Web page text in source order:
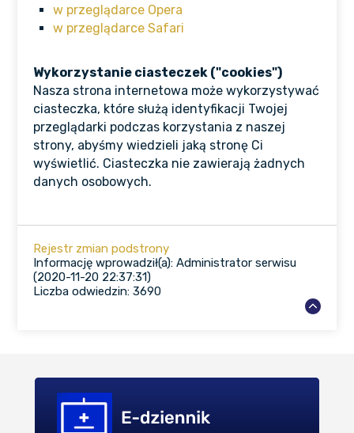
w przeglądarce Opera
w przeglądarce Safari
Wykorzystanie ciasteczek ("cookies")
Nasza strona internetowa może wykorzystywać
ciasteczka, które służą identyfikacji Twojej
przeglądarki podczas korzystania z naszej
strony, abyśmy wiedzieli jaką stronę Ci
wyświetlić. Ciasteczka nie zawierają żadnych
danych osobowych.
Rejestr zmian podstrony
Informację wprowadził(a): Administrator serwisu
(2020-11-20 22:37:31)
Liczba odwiedzin: 3690